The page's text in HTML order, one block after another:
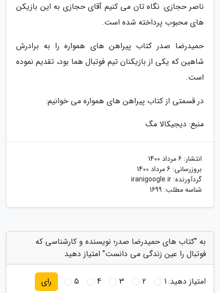
ناصر حجازی: نگاه تان می کنیم آقای حجازی به این بازیکن
های محبوب پرداخته شده است.
حمیدرضا صدر کتاب پیراهن های همواره را به برادرش
شاهین که یکی از بازیکنان تیم فوتبال هما بود، تقدیم نموده
است.
در قسمتی از کتاب پیراهن های همواره می خوانیم:
منبع: دیجیکالا مگ
انتشار: 6 مرداد 1400
بروزرسانی: 6 مرداد 1400
گردآورنده: iranigoogle.ir
شناسه مطلب: 1699
به "کتاب های حمیدرضا صدر؛ نویسنده و کارشناسی که
فوتبال را عین زندگی می دانست" امتیاز دهید
امتیاز دهید:1
2
3
4
5 رای